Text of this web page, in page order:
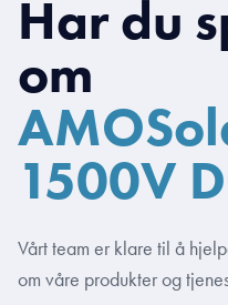
Har du
om
1500V
Vårt team er klare til å
om våre produkter og